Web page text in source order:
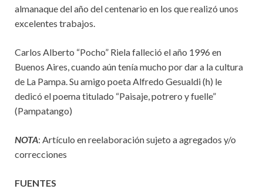
almanaque del año del centenario en los que realizó unos
excelentes trabajos.
Carlos Alberto “Pocho” Riela falleció el año 1996 en
Buenos Aires, cuando aún tenía mucho por dar a la cultura
de La Pampa. Su amigo poeta Alfredo Gesualdi (h) le
dedicó el poema titulado “Paisaje, potrero y fuelle”
(Pampatango)
NOTA: Artículo en reelaboración sujeto a agregados y/o
correcciones
FUENTES